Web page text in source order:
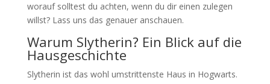
worauf solltest du achten, wenn du dir einen zulegen
willst? Lass uns das genauer anschauen.
Warum Slytherin? Ein Blick auf die
Hausgeschichte
Slytherin ist das wohl umstrittenste Haus in Hogwarts.